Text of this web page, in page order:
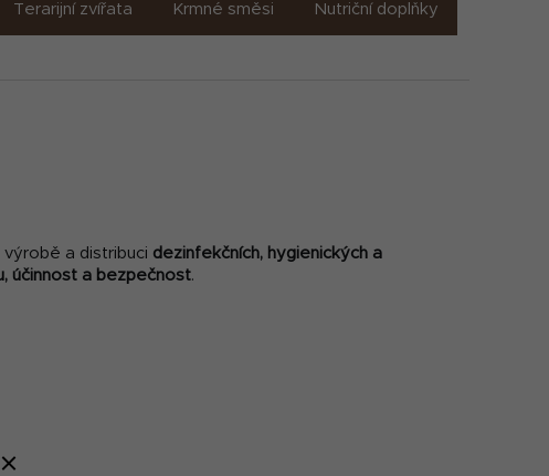
Terarijní zvířata Krmné směsi Nutriční doplňky
a distribuci dezinfekčních, hygienických a
účinnost a bezpečnost.